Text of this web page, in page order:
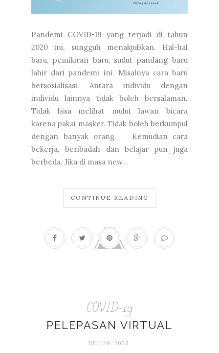
Pandemi COVID-19 yang terjadi di tahun
2020 ini, sungguh menakjubkan. Hal-hal
baru, pemikiran baru, sudut pandang baru
lahir dari pandemi ini. Misalnya cara baru
bersosialisasi. Antara individu dengan
individu lainnya tidak boleh bersalaman.
Tidak bisa melihat mulut lawan bicara
karena pakai masker. Tidak boleh berkumpul
dengan banyak orang. ⁣ ⁣ Kemudian cara
bekerja, beribadah dan belajar pun juga
berbeda. Jika di masa new...
CONTINUE READING
COVID-19
PELEPASAN VIRTUAL
JULI 20, 2020